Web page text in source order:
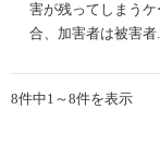
害が残ってしまう
合、加害者は被害者...
8件中1～8件を表示